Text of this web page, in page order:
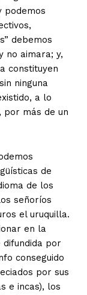
podemos
debemos
no aimara; y,
constituyen
ninguna
a lo
por más de un
de
de los
señoríos
el uruquilla.
en la
difundida por
conseguido
por sus
e incas), los